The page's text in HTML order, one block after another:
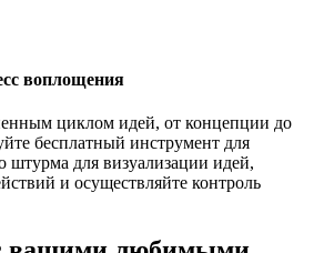
воплощения
циклом идей, от концепции до
бесплатный инструмент для
штурма для визуализации идей,
и осуществляйте контроль